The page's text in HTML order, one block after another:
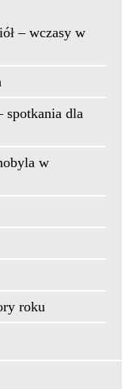
– wczasy w
spotkania dla
w
roku